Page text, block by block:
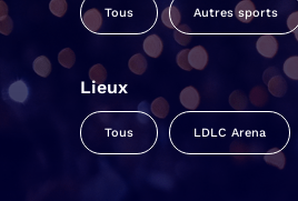
Tous Autres sports
Lieux
Tous LDLC Arena